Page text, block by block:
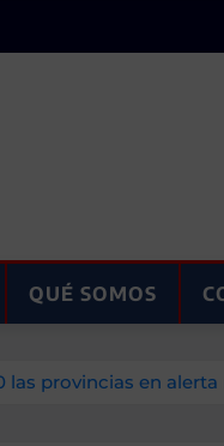
QUÉ SOMOS
las provincias en alerta